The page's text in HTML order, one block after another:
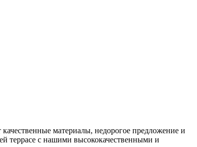
материалы, недорогое предложение и
террасе с нашими высококачественными и